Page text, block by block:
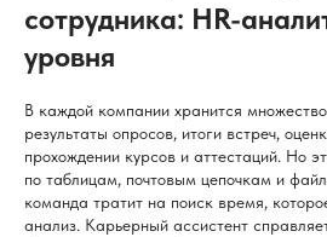
сотрудника: HR-
уровня
В каждой компании хранится
результаты опросов, итоги встреч,
прохождении курсов и аттестаций. Но
по таблицам, почтовым цепочкам и
команда тратит на поиск время,
анализ. Карьерный ассистент